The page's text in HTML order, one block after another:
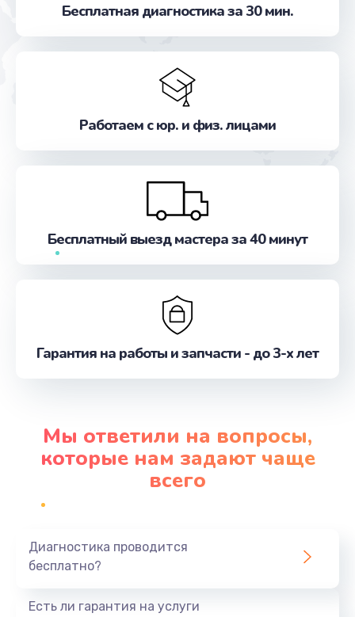
Бесплатная диагностика за 30 мин.
Работаем с юр. и физ. лицами
Бесплатный выезд мастера за 40 минут
Гарантия на работы и запчасти - до 3-х лет
Мы ответили на вопросы,
которые нам задают чаще
всего
Диагностика проводится
бесплатно?
Есть ли гарантия на услуги